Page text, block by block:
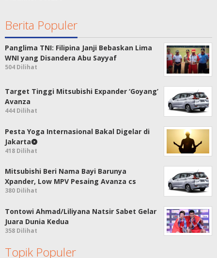
Berita Populer
Panglima TNI: Filipina Janji Bebaskan Lima
WNI yang Disandera Abu Sayyaf
504 Dilihat
Target Tinggi Mitsubishi Expander ‘Goyang’
Avanza
444 Dilihat
Pesta Yoga Internasional Bakal Digelar di
Jakarta
418 Dilihat
Mitsubishi Beri Nama Bayi Barunya
Xpander, Low MPV Pesaing Avanza cs
380 Dilihat
Tontowi Ahmad/Liliyana Natsir Sabet Gelar
Juara Dunia Kedua
358 Dilihat
Topik Populer